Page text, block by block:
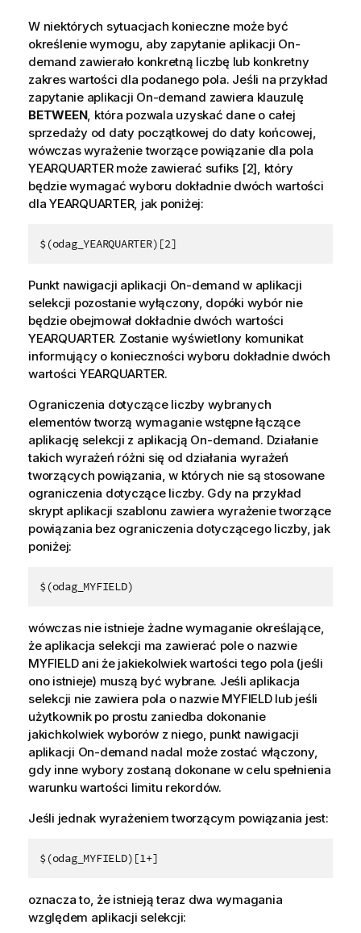
W niektórych sytuacjach konieczne może być
określenie wymogu, aby zapytanie aplikacji On-
demand zawierało konkretną liczbę lub konkretny
zakres wartości dla podanego pola. Jeśli na przykład
zapytanie aplikacji On-demand zawiera klauzulę
BETWEEN, która pozwala uzyskać dane o całej
sprzedaży od daty początkowej do daty końcowej,
wówczas wyrażenie tworzące powiązanie dla pola
YEARQUARTERmoże zawierać sufiks [2] , który
będzie wymagać wyboru dokładnie dwóch wartości
dla YEARQUARTER, jak poniżej:
$(odag_YEARQUARTER)[2]
Punkt nawigacji aplikacji On-demand w aplikacji
selekcji pozostanie wyłączony, dopóki wybór nie
będzie obejmował dokładnie dwóch wartości
YEARQUARTER. Zostanie wyświetlony komunikat
informujący o konieczności wyboru dokładnie dwóch
wartości YEARQUARTER.
Ograniczenia dotyczące liczby wybranych
elementów tworzą wymaganie wstępne łączące
aplikację selekcji z aplikacją On-demand. Działanie
takich wyrażeń różni się od działania wyrażeń
tworzących powiązania, w których nie są stosowane
ograniczenia dotyczące liczby. Gdy na przykład
skrypt aplikacji szablonu zawiera wyrażenie tworzące
powiązania bez ograniczenia dotyczącego liczby, jak
poniżej:
$(odag_MYFIELD)
wówczas nie istnieje żadne wymaganie określające,
że aplikacja selekcji ma zawierać pole o nazwie
MYFIELDani że jakiekolwiek wartości tego pola (jeśli
ono istnieje) muszą być wybrane. Jeśli aplikacja
selekcji nie zawiera pola o nazwie MYFIELDlub jeśli
użytkownik po prostu zaniedba dokonanie
jakichkolwiek wyborów z niego, punkt nawigacji
aplikacji On-demand nadal może zostać włączony,
gdy inne wybory zostaną dokonane w celu spełnienia
warunku wartości limitu rekordów.
Jeśli jednak wyrażeniem tworzącym powiązania jest:
$(odag_MYFIELD)[1+]
oznacza to, że istnieją teraz dwa wymagania
względem aplikacji selekcji: